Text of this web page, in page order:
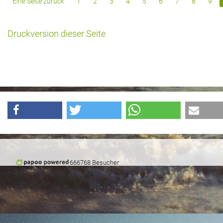
Peter's "on-the-road" Tipps
Sprüche
Ganz speziell
Impressum
Druckversion dieser Seite
666768 Besucher